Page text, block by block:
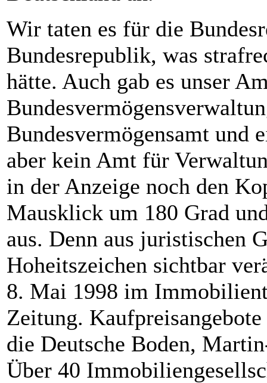
Wir taten es für die
Bundesrepublik, was
hätte. Auch gab es unser
Bundesvermögensamt und
aber kein Amt für
in der Anzeige noch den
Mausklick um 180 Grad
aus. Denn aus juristischen
Hoheitszeichen sichtbar
8. Mai 1998 im
Zeitung.
die Deutsche Boden,
Über 40